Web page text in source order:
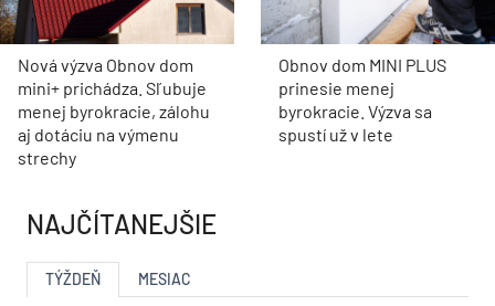
Nová výzva Obnov dom
mini+ prichádza. Sľubuje
menej byrokracie, zálohu
aj dotáciu na výmenu
strechy
Obnov dom MINI PLUS
prinesie menej
byrokracie. Výzva sa
spustí už v lete
NAJČÍTANEJŠIE
TÝŽDEŇ MESIAC